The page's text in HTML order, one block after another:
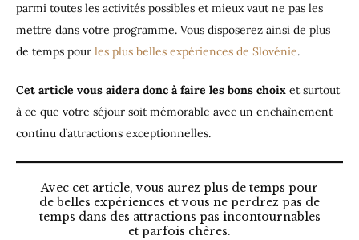
parmi toutes les activités possibles et mieux vaut ne pas les
mettre dans votre programme. Vous disposerez ainsi de plus
de temps pour les plus belles expériences de Slovénie.
Cet article vous aidera donc à faire les bons choix et surtout
à ce que votre séjour soit mémorable avec un enchaînement
continu d’attractions exceptionnelles.
Avec cet article, vous aurez plus de temps pour
de belles expériences et vous ne perdrez pas de
temps dans des attractions pas incontournables
et parfois chères.